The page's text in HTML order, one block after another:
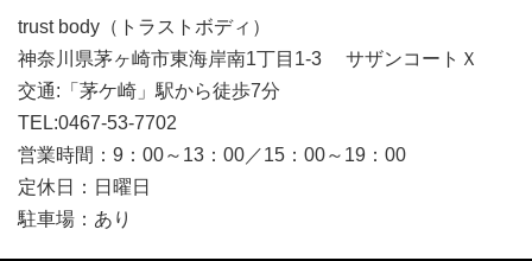
trust body（トラストボディ）
神奈川県茅ヶ崎市東海岸南1丁目1-3 サザンコートＸ
交通:「茅ケ崎」駅から徒歩7分
TEL:0467-53-7702
営業時間：9：00～13：00／15：00～19：00
定休日：日曜日
駐車場：あり